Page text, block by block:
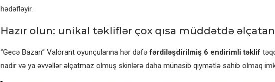
hədəfləyir.
Hazır olun: unikal təkliflər çox qısa müddətdə
“Gecə Bazarı” Valorant oyunçularına hər dəfəfərdiləşdirilmiş 6 endirimli təklif
nadir və ya əvvəllər əlçatmaz olmuş skinlərə daha münasib qiymətlə sahib olmaq